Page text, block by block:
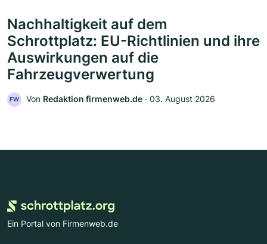
Nachhaltigkeit auf dem
Schrottplatz: EU-Richtlinien und ihre
Auswirkungen auf die
Fahrzeugverwertung
FW Von Redaktion firmenweb.de ‧ 03. August 2026
Ein Portal von Firmenweb.de